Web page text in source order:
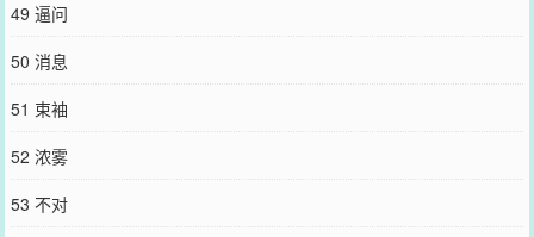
49 逼问
50 消息
51 束袖
52 浓雾
53 不对